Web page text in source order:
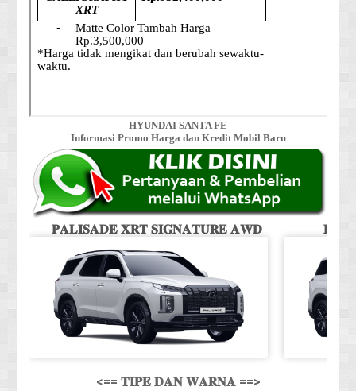
HYUNDAI SANTA FE
Informasi Promo Harga dan Kredit Mobil Baru
𝐏𝐀𝐋𝐈𝐒𝐀𝐃𝐄 𝐗𝐑𝐓 𝐒𝐈𝐆𝐍𝐀𝐓𝐔𝐑𝐄 𝐀𝐖𝐃
<== 𝐓𝐈𝐏𝐄 𝐃𝐀𝐍 𝐖𝐀𝐑𝐍𝐀 ==>